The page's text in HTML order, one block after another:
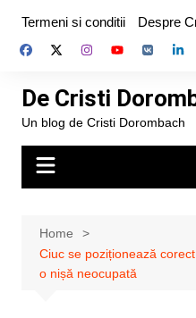
content
Termeni si conditii Despre
De Cristi
Un blog de Cristi Dorombach
Home
Ciuc se poziționează
o nișă neocupată